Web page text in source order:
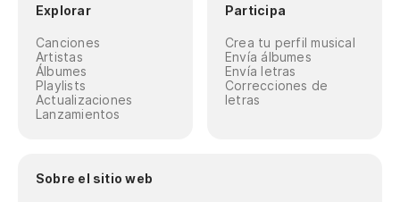
Explorar
Canciones
Artistas
Álbumes
Playlists
Actualizaciones
Lanzamientos
Participa
Crea tu perfil musical
Envía álbumes
Envía letras
Correcciones de
letras
Sobre el sitio web